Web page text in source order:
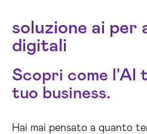
soluzione ai per
digitali
Scopri come l'AI
tuo business.
Hai mai pensato a quanto